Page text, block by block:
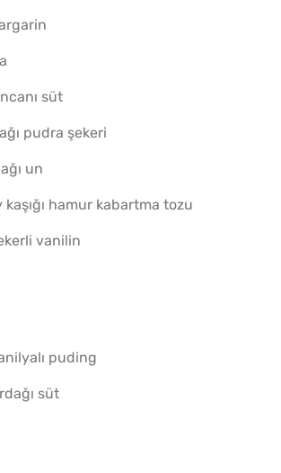
süt
pudra şekeri
un
kaşığı hamur kabartma tozu
vanilin
puding
süt